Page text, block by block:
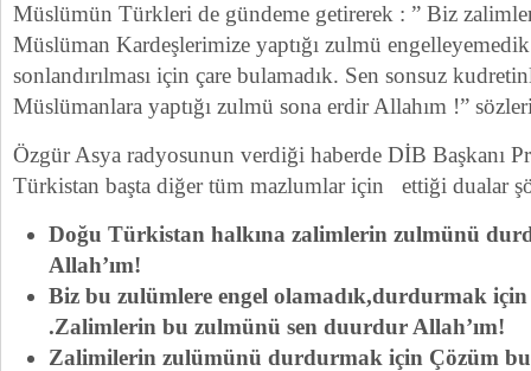
Müslümün Türkleri de gündeme getirerek : ” Biz
Müslüman Kardeşlerimize yaptığı zulmü
sonlandırılması için çare bulamadık. Sen sonsuz
Müslümanlara yaptığı zulmü sona erdir Allahım !”
Özgür Asya radyosunun verdiği haberde DİB Başkanı
Türkistan başta diğer tüm mazlumlar için ettiği dualar
Doğu Türkistan halkına zalimlerin zulmünü
Allah’ım!
Biz bu zulümlere engel olamadık,durdurmak
.Zalimlerin bu zulmünü sen duurdur Allah’ım!
Zalimilerin zulümünü durdurmak için Çözüm